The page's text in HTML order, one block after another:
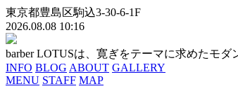
東京都豊島区駒込3-30-6-1F
2026.08.08 10:16
barber LOTUSは、寛ぎをテーマに求めたモ
INFO BLOG ABOUT GALLERY
MENU STAFF MAP